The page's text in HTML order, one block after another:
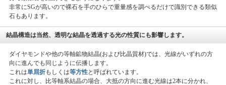
非常にSGが高いので裸石を手のひらで重量感を調べるだけで識別できる類似
石もあります。
結晶構造は当然、透明な結晶を透過する光の性質にも影響します。
ダイヤモンドや他の等軸鉱物結晶(および比晶質材)では、光線がいずれの方
向に進んでも同じように伝播します。
これは単屈折もしくは等方性と呼ばれています。
これに対し、比等軸系結晶の場合、大抵の方向に進む光線は2本に分かれ、